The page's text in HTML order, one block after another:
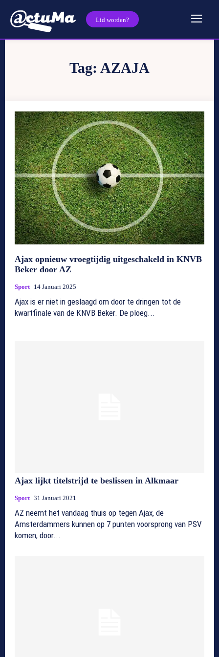
Lid worden?
Tag: AZAJA
Ajax opnieuw vroegtijdig uitgeschakeld in KNVB
Beker door AZ
Sport 14 Januari 2025
Ajax is er niet in geslaagd om door te dringen tot de
kwartfinale van de KNVB Beker. De ploeg...
Ajax lijkt titelstrijd te beslissen in Alkmaar
Sport 31 Januari 2021
AZ neemt het vandaag thuis op tegen Ajax, de
Amsterdammers kunnen op 7 punten voorsprong van PSV
komen, door...